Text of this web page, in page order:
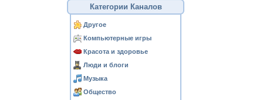
Категории Каналов
Другое
Компьютерные игры
Красота и здоровье
Люди и блоги
Музыка
Общество